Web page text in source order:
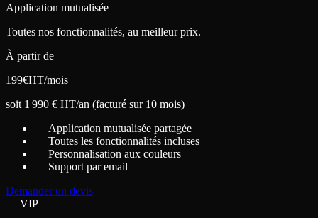
Application mutualisée
Toutes nos fonctionnalités, au meilleur prix.
À partir de
199€HT/mois
soit 1 990 € HT/an (facturé sur 10 mois)
Application mutualisée partagée
Toutes les fonctionnalités incluses
Personnalisation aux couleurs
Support par email
Demander un devis
VIP